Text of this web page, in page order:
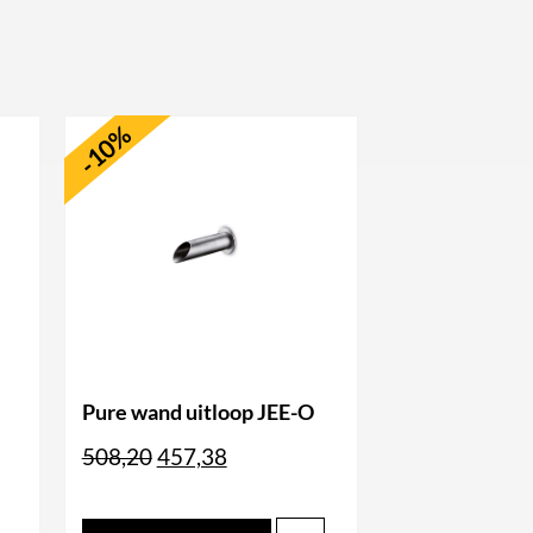
-10%
Pure wand uitloop JEE-O
508,20Oorspronkelijke
457,38Huidige